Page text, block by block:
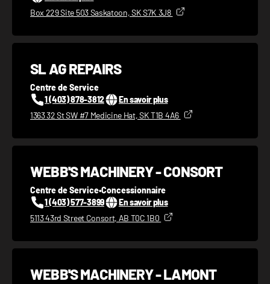
Box 229 Site 503 Saskatoon, SK S7K 3J8
SL AG REPAIRS
Centre de Service
1 (403) 878-3812
En savoir plus
1363 32 St SW #7 Medicine Hat, SK T1B 4A6
WEBB'S MACHINERY - CONSORT
Centre de Service•Concessionnaire
1 (403) 577-3899
En savoir plus
5113 43rd Street Consort, AB T0C 1B0
WEBB'S MACHINERY - LAMONT